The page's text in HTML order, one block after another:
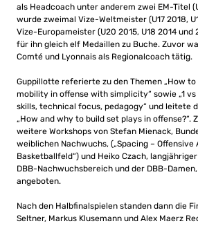
als Headcoach unter anderem zwei EM-Titel
wurde zweimal Vize-Weltmeister (U17 2018,
Vize-Europameister (U20 2015, U18 2014 und
für ihn gleich elf Medaillen zu Buche. Zuvor
Comté und Lyonnais als Regionalcoach tätig.
Guppillotte referierte zu den Themen „How
mobility in offense with simplicity“ sowie „1
skills, technical focus, pedagogy“ und leitete
„How and why to build set plays in offense?“.
weitere Workshops von Stefan Mienack,
weiblichen Nachwuchs, („Spacing – Offensive
Basketballfeld“) und Heiko Czach,
DBB-Nachwuchsbereich und der DBB-Damen,
angeboten.
Nach den Halbfinalspielen standen dann die
Seltner, Markus Klusemann und Alex Maerz